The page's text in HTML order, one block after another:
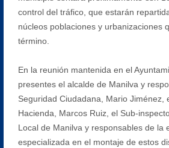
control del tráfico, que estarán
núcleos poblaciones y urbanizaciones
término.
En la reunión mantenida en el
presentes el alcalde de Manilva y
Seguridad Ciudadana, Mario Jiménez,
Hacienda, Marcos Ruiz, el Sub-
Local de Manilva y responsables de la
especializada en el montaje de estos